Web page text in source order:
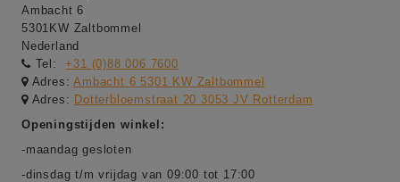
Ambacht 6
5301KW Zaltbommel
Nederland
Tel:
+31 (0)88 006 7600
Adres:Ambacht 6 5301 KW Zaltbommel
Adres: Dotterbloemstraat 20 3053 JV Rotterdam
Openingstijden winkel:
-maandag gesloten
-dinsdag t/m vrijdag van 09:00 tot 17:00